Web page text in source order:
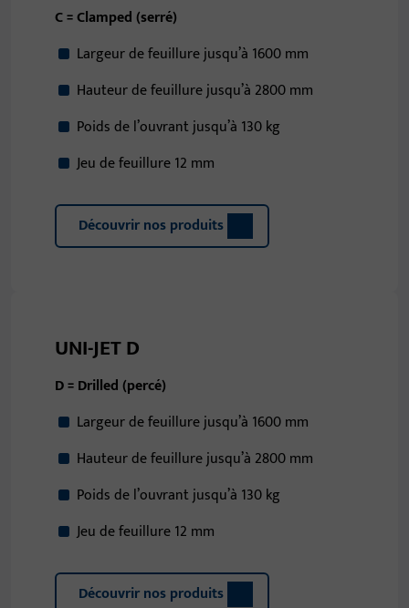
C = Clamped (serré)
Largeur de feuillure jusqu’à 1600 mm
Hauteur de feuillure jusqu’à 2800 mm
Poids de l’ouvrant jusqu’à 130 kg
Jeu de feuillure 12 mm
Découvrir nos produits
UNI-JET D
D = Drilled (percé)
Largeur de feuillure jusqu’à 1600 mm
Hauteur de feuillure jusqu’à 2800 mm
Poids de l’ouvrant jusqu’à 130 kg
Jeu de feuillure 12 mm
Découvrir nos produits